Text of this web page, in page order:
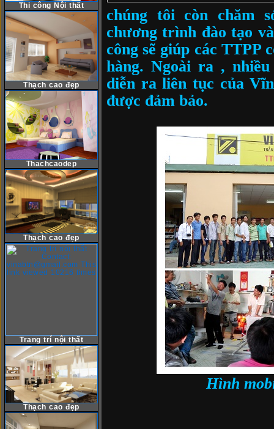
Thi công Nội thất
Thạch cao đẹp
Thachcaodep
Thạch cao đẹp
Trang trí nội thất
Thạch cao đẹp
chúng tôi còn chăm
chương trình đào tạo
công sẽ giúp các TTPP
hàng. Ngoài ra ,
diễn ra liên tục của
được đảm bảo.
Hình